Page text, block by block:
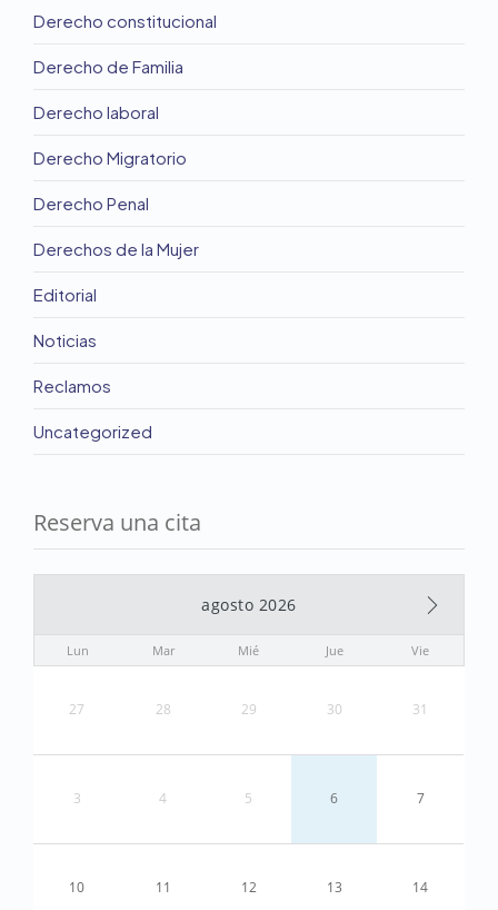
Derecho constitucional
Derecho de Familia
Derecho laboral
Derecho Migratorio
Derecho Penal
Derechos de la Mujer
Editorial
Noticias
Reclamos
Uncategorized
Reserva una cita
agosto 2026
Lun Mar Mié Jue Vie
27 28 29 30 31
3 4 5 6 7
10 11 12 13 14